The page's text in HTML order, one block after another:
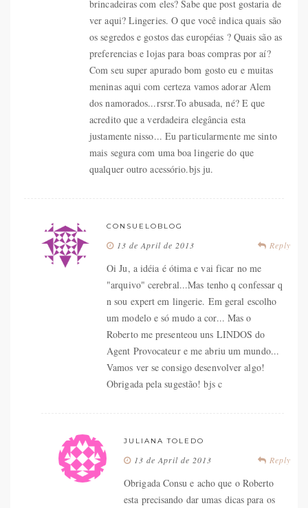
brincadeiras com eles? Sabe que post gostaria de
ver aqui? Lingeries. O que você indica quais são
os segredos e gostos das européias ? Quais são as
preferencias e lojas para boas compras por aí?
Com seu super apurado bom gosto eu e muitas
meninas aqui com certeza vamos adorar Alem
dos namorados...rsrsr.To abusada, né? E que
acredito que a verdadeira elegância esta
justamente nisso... Eu particularmente me sinto
mais segura com uma boa lingerie do que
qualquer outro acessório.bjs ju.
CONSUELOBLOG
Reply
13 de April de 2013
Oi Ju, a idéia é ótima e vai ficar no me
"arquivo" cerebral...Mas tenho q confessar q
n sou expert em lingerie. Em geral escolho
um modelo e só mudo a cor... Mas o
Roberto me presenteou uns LINDOS do
Agent Provocateur e me abriu um mundo...
Vamos ver se consigo desenvolver algo!
Obrigada pela sugestão! bjs c
JULIANA TOLEDO
Reply
13 de April de 2013
Obrigada Consu e acho que o Roberto
esta precisando dar umas dicas para os